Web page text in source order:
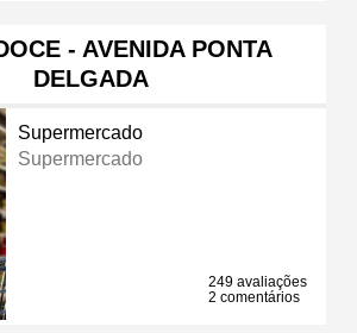
- AVENIDA PONTA
DELGADA
Supermercado
Supermercado
249 avaliações
2 comentários